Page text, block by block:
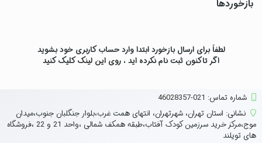
بازخوردها
لطفاً برای ارسال بازخورد ابتدا وارد حساب کاربری خود بشوید
اگر تاکنون ثبت نام نکرده اید ، روی این لینککلیک کنید
شماره تماس‌: 021-46028357
نشانی: استان تهران، شهرتهران، انتهای همت غرب،بلوار جنگلبان جنوب،میدان
موج،مرکز خرید سرزمین کودک آفتاب،طبقه همکف شمالی ،واحد 21 و 22 ،فروشگاه
های تویلند